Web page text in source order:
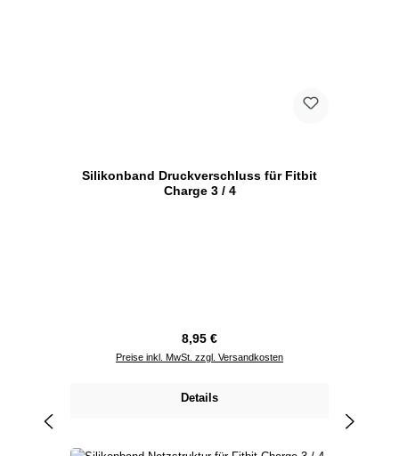
Silikonband Druckverschluss für Fitbit
Charge 3 / 4
Regulärer Preis:
8,95 €
Preise inkl. MwSt. zzgl. Versandkosten
Details